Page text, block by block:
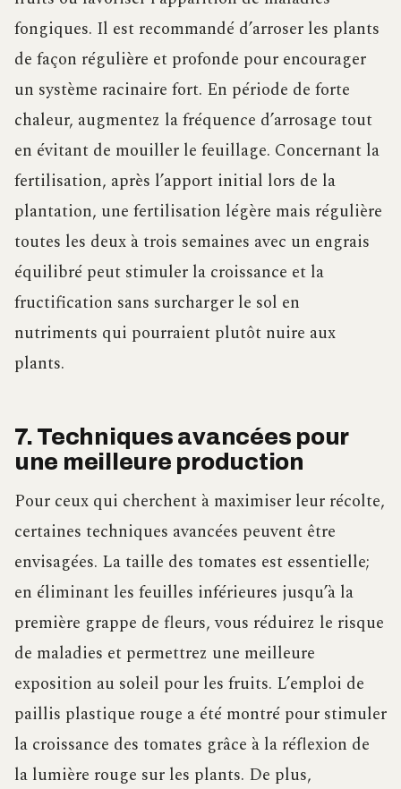
fongiques. Il est recommandé d’arroser les plants
de façon régulière et profonde pour encourager
un système racinaire fort. En période de forte
chaleur, augmentez la fréquence d’arrosage tout
en évitant de mouiller le feuillage. Concernant la
fertilisation, après l’apport initial lors de la
plantation, une fertilisation légère mais régulière
toutes les deux à trois semaines avec un engrais
équilibré peut stimuler la croissance et la
fructification sans surcharger le sol en
nutriments qui pourraient plutôt nuire aux
plants.
7. Techniques avancées pour
une meilleure production
Pour ceux qui cherchent à maximiser leur récolte,
certaines techniques avancées peuvent être
envisagées. La taille des tomates est essentielle;
en éliminant les feuilles inférieures jusqu’à la
première grappe de fleurs, vous réduirez le risque
de maladies et permettrez une meilleure
exposition au soleil pour les fruits. L’emploi de
paillis plastique rouge a été montré pour stimuler
la croissance des tomates grâce à la réflexion de
la lumière rouge sur les plants. De plus,